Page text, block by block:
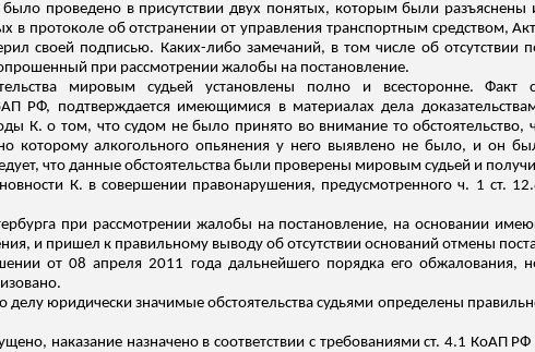
проведено в присутствии двух понятых, которым были разъяснены
в протоколе об отстранении от управления транспортным средством,
своей подписью. Каких-либо замечаний, в том числе об отсутствии
при рассмотрении жалобы на постановление.
мировым судьей установлены полно и всесторонне. Факт
РФ, подтверждается имеющимися в материалах дела
К. о том, что судом не было принято во внимание то обстоятельство,
которому алкогольного опьянения у него выявлено не было, и он
что данные обстоятельства были проверены мировым судьей и
К. в совершении правонарушения, предусмотренного ч. 1 ст.
при рассмотрении жалобы на постановление, на основании
и пришел к правильному выводу об отсутствии оснований отмены
от 08 апреля 2011 года дальнейшего порядка его обжалования,
делу юридически значимые обстоятельства судьями определены
наказание назначено в соответствии с требованиями ст. 4.1 КоАП